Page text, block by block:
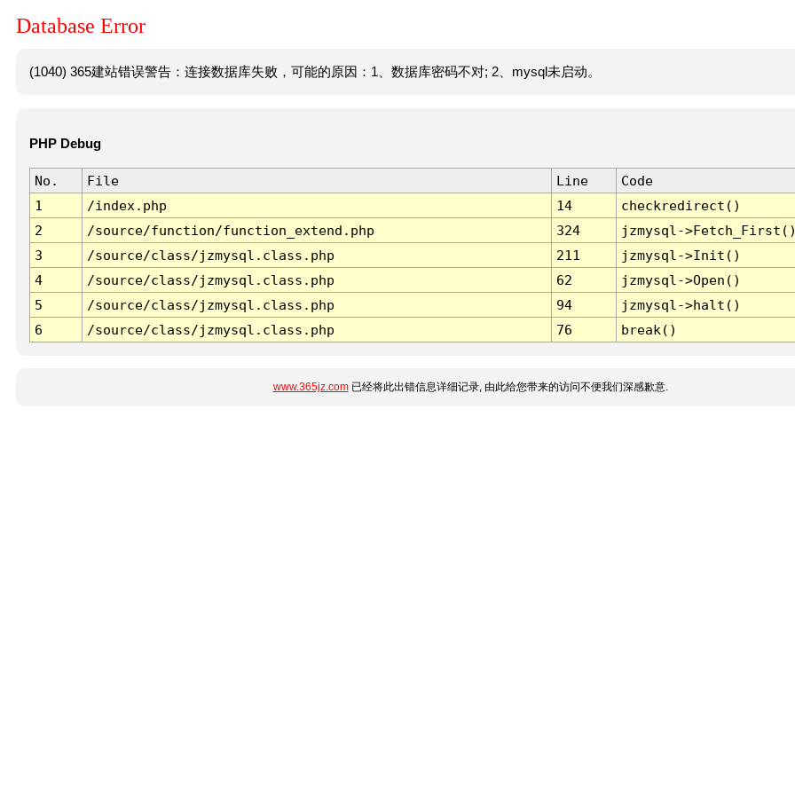
Database Error
(1040) 365建站错误警告：连接数据库失败，可能的原因：1、数据库密码不对; 2、mysql未启动。
PHP Debug
No. File Line
Code
1
/index.php 14
checkredirect()
2
/source/function/function_extend.php 324
jzmysql-
3
/source/class/jzmysql.class.php 211
jzmysql->Init()
4
/source/class/jzmysql.class.php 62
jzmysql->Open()
5
/source/class/jzmysql.class.php 94
jzmysql->halt()
6
/source/class/jzmysql.class.php 76 break()
www.365jz.com已经将此出错信息详细记录, 由此给您带来的访问不便我们深感歉意.